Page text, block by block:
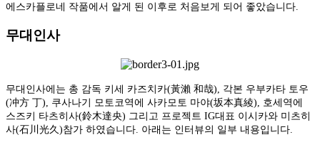
에스카플로네 작품에서 알게 된 이후로 처음보게 되어 좋았습니다.
무대인사
무대인사에는 총 감독 키세 카즈치카(黃瀨 和哉), 각본 우부카타 토우
(冲方 丁), 쿠사나기 모토코역에 사카모토 마야(坂本真綾), 호세역에
스즈키 타츠히사(鈴木達央) 그리고 프로젝트 IG대표 이시카와 미츠히
사(石川光久)참가 하였습니다. 아래는 인터뷰의 일부 내용입니다.